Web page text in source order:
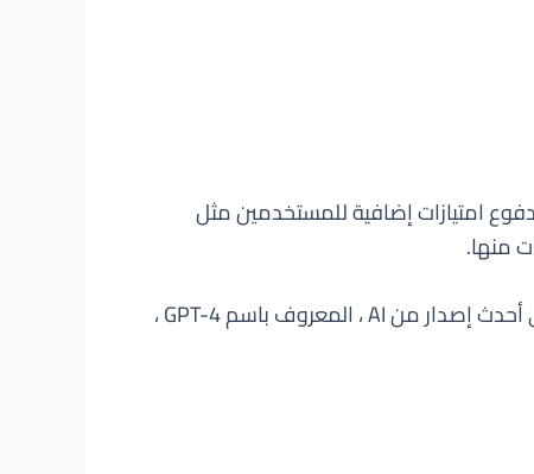
يضمن نموذج الاشتراك المدفوع امتيازات إضافية للمستخدمين مثل
منها.
ومع ذلك ، لا يزال الإصدار المجاني خيارًا قويًا لأنه يتمتع في الغالب بنفس القدرات التقنية ، باستثناء الوصول إلى أحدث إصدار من AI ، المعروف باسم GPT-4 ،